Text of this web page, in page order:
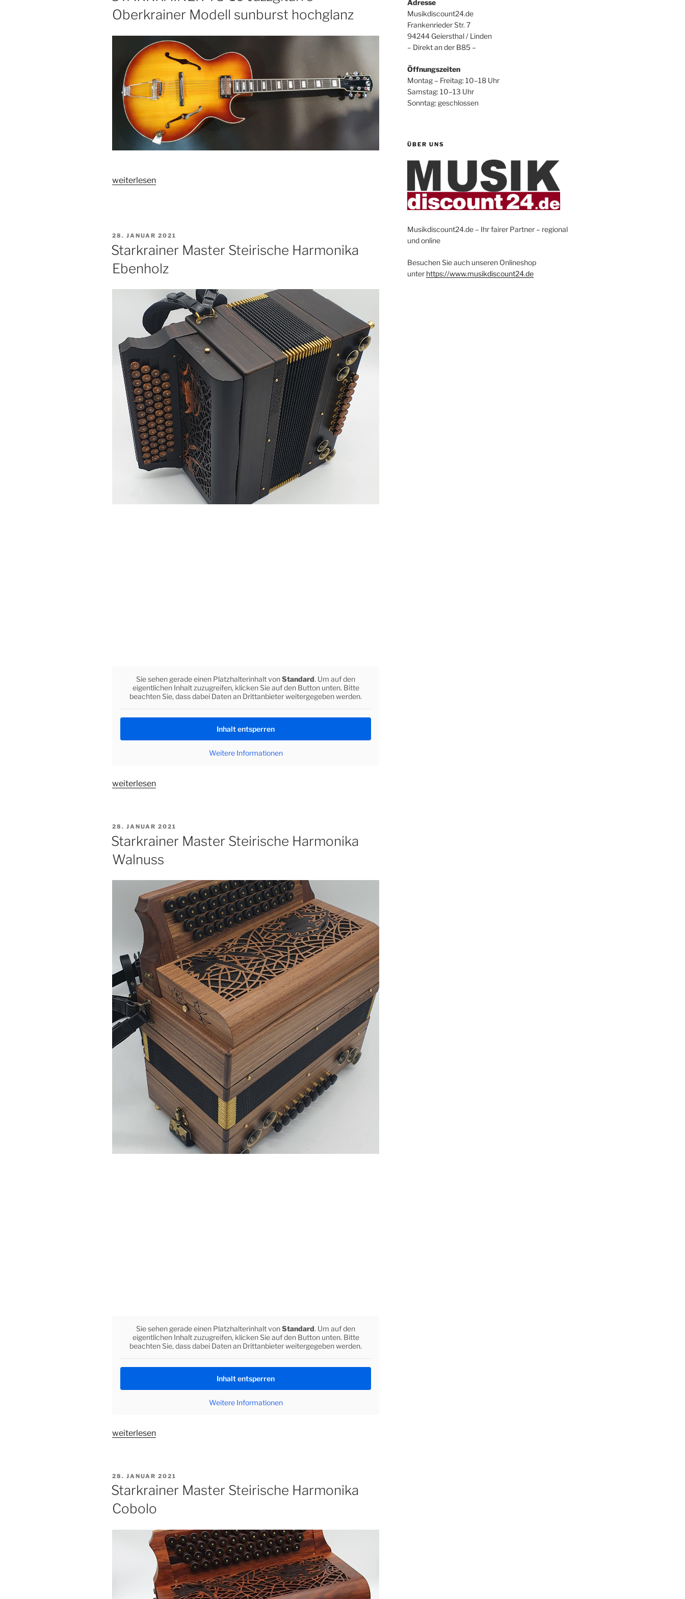
Oberkrainer Modell sunburst hochglanz
„STARKRAINER
Modell
sunburst
hochglanz“
weiterlesen
VERÖFFENTLICHT
AM
28. JANUAR 2021
Starkrainer Master Steirische Harmonika
Ebenholz
Sie sehen gerade einen Platzhalterinhalt vonStandard. Um auf den
eigentlichen Inhalt zuzugreifen, klicken Sie auf den Button unten. Bitte
beachten Sie, dass dabei Daten an Drittanbieter weitergegeben werden.
Inhalt entsperren
Weitere Informationen
„Starkrainer
weiterlesen
VERÖFFENTLICHT
AM
28. JANUAR 2021
Starkrainer Master Steirische Harmonika
Walnuss
Sie sehen gerade einen Platzhalterinhalt vonStandard. Um auf den
eigentlichen Inhalt zuzugreifen, klicken Sie auf den Button unten. Bitte
beachten Sie, dass dabei Daten an Drittanbieter weitergegeben werden.
Inhalt entsperren
Weitere Informationen
„Starkrainer
Walnuss“
weiterlesen
VERÖFFENTLICHT
AM
28. JANUAR 2021
Starkrainer Master Steirische Harmonika
Cobolo
Adresse
Musikdiscount24.de
Frankenrieder Str. 7
94244 Geiersthal / Linden
– Direkt an der B85 –
Öffnungszeiten
Montag – Freitag: 10–18 Uhr
Samstag: 10–13 Uhr
Sonntag: geschlossen
ÜBER UNS
Musikdiscount24.de – Ihr fairer Partner – regional
und online
Besuchen Sie auch unseren Onlineshop
unter https://www.musikdiscount24.de